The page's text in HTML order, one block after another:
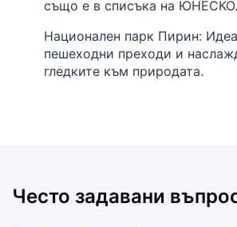
също е в списъка на ЮНЕСКО.
Национален парк Пирин:
пешеходни преходи и
гледките към природата.
Често задавани